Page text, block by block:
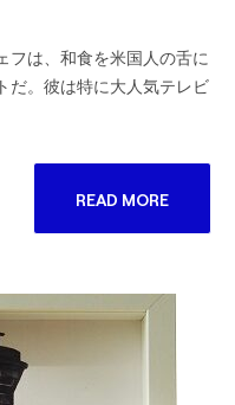
だ。彼は特に大人気テレビ
READ MORE